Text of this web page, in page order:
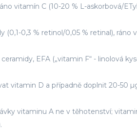
vitamín C (10-20 % L-askorbová/
(0,1-0,3 % retinol/0,05 % retinal), ráno
EFA („vitamin F“ - linolová
vitamin D a případně doplnit 20-50
vitaminu A ne v těhotenství;